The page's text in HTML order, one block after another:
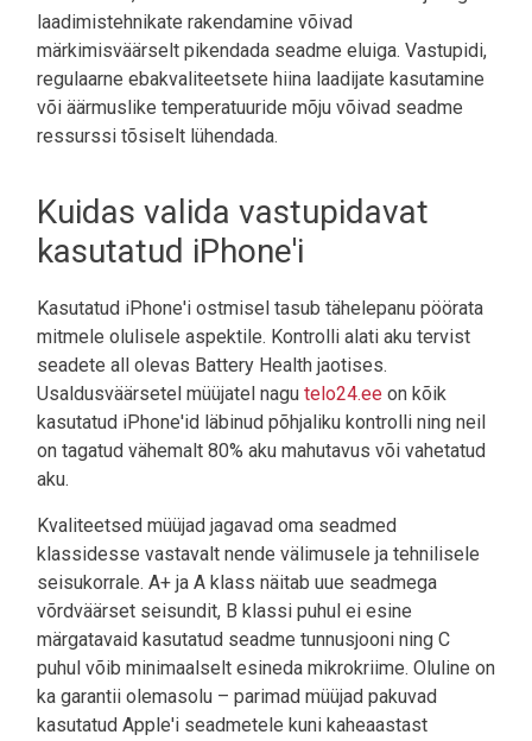
laadimistehnikate rakendamine võivad
märkimisväärselt pikendada seadme eluiga. Vastupidi,
regulaarne ebakvaliteetsete hiina laadijate kasutamine
või äärmuslike temperatuuride mõju võivad seadme
ressurssi tõsiselt lühendada.
Kuidas valida vastupidavat
kasutatud iPhone'i
Kasutatud iPhone'i ostmisel tasub tähelepanu pöörata
mitmele olulisele aspektile. Kontrolli alati aku tervist
seadete all olevas Battery Health jaotises.
Usaldusväärsetel müüjatel nagu telo24.ee on kõik
kasutatud iPhone'id läbinud põhjaliku kontrolli ning neil
on tagatud vähemalt 80% aku mahutavus või vahetatud
aku.
Kvaliteetsed müüjad jagavad oma seadmed
klassidesse vastavalt nende välimusele ja tehnilisele
seisukorrale. A+ ja A klass näitab uue seadmega
võrdväärset seisundit, B klassi puhul ei esine
märgatavaid kasutatud seadme tunnusjooni ning C
puhul võib minimaalselt esineda mikrokriime. Oluline on
ka garantii olemasolu – parimad müüjad pakuvad
kasutatud Apple'i seadmetele kuni kaheaastast